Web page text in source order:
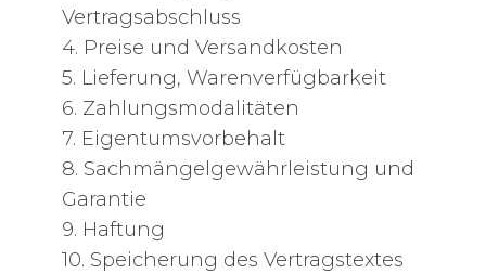
Vertragsabschluss
4. Preise und Versandkosten
5. Lieferung, Warenverfügbarkeit
6. Zahlungsmodalitäten
7. Eigentumsvorbehalt
8. Sachmängelgewährleistung und
Garantie
9. Haftung
10. Speicherung des Vertragstextes